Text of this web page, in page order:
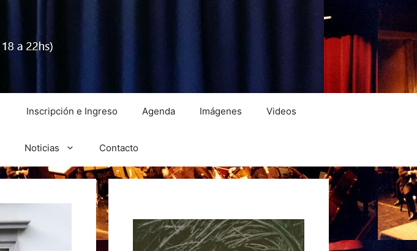
Inscripción e Ingreso Agenda Imágenes Videos
Noticias Contacto